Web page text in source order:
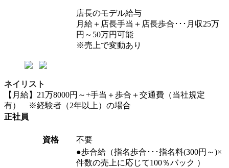
店長のモデル給与
月給＋店長手当＋店長歩合･･･月収25万
円～50万円可能
※売上で変動あり
ネイリスト
【月給】21万8000円～+手当＋歩合＋交通費（当社規定
有） ※経験者（2年以上）の場合
正社員
資格 不要
●歩合給（指名歩合･･･指名料(300円～)×
件数の売上に応じて100％バック ）